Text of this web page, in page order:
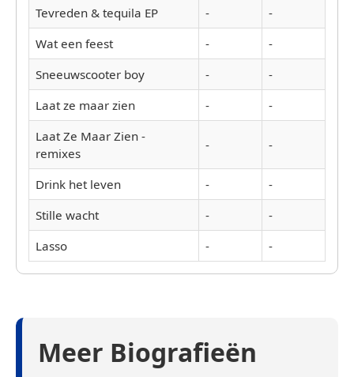
Tevreden & tequila EP -
-
Wat een feest
-
-
Sneeuwscooter boy
-
-
Laat ze maar zien
-
-
Laat Ze Maar Zien -
remixes
- -
Drink het leven -
-
Stille wacht
-
-
Lasso
- -
Meer Biografieën